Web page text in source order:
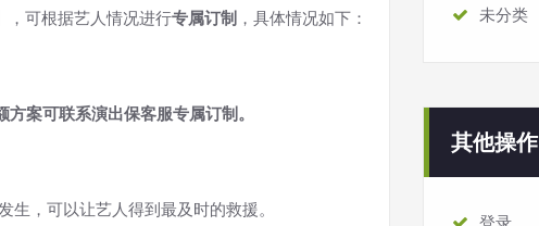
，可根据艺人情况进行专属订制 ，具体情况如下：
案可联系演出保客服专属订制。
，可以让艺人得到最及时的救援。
未分类
其他操作